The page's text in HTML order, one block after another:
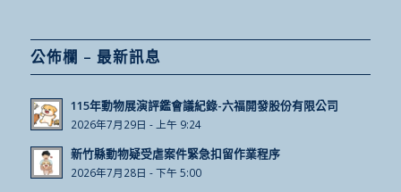
公佈欄 – 最新訊息
115年動物展演評鑑會議紀錄-六福開發股份有限公司
2026年7月29日 - 上午 9:24
新竹縣動物疑受虐案件緊急扣留作業程序
2026年7月28日 - 下午 5:00